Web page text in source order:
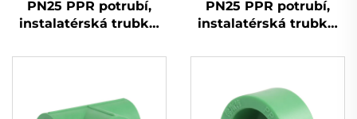
PN25 PPR potrubí,
instalatérská trubka,
studenou vodou, PPR
PN25 PPR potrubí,
instalatérská trubka,
studenou vodou, PPR